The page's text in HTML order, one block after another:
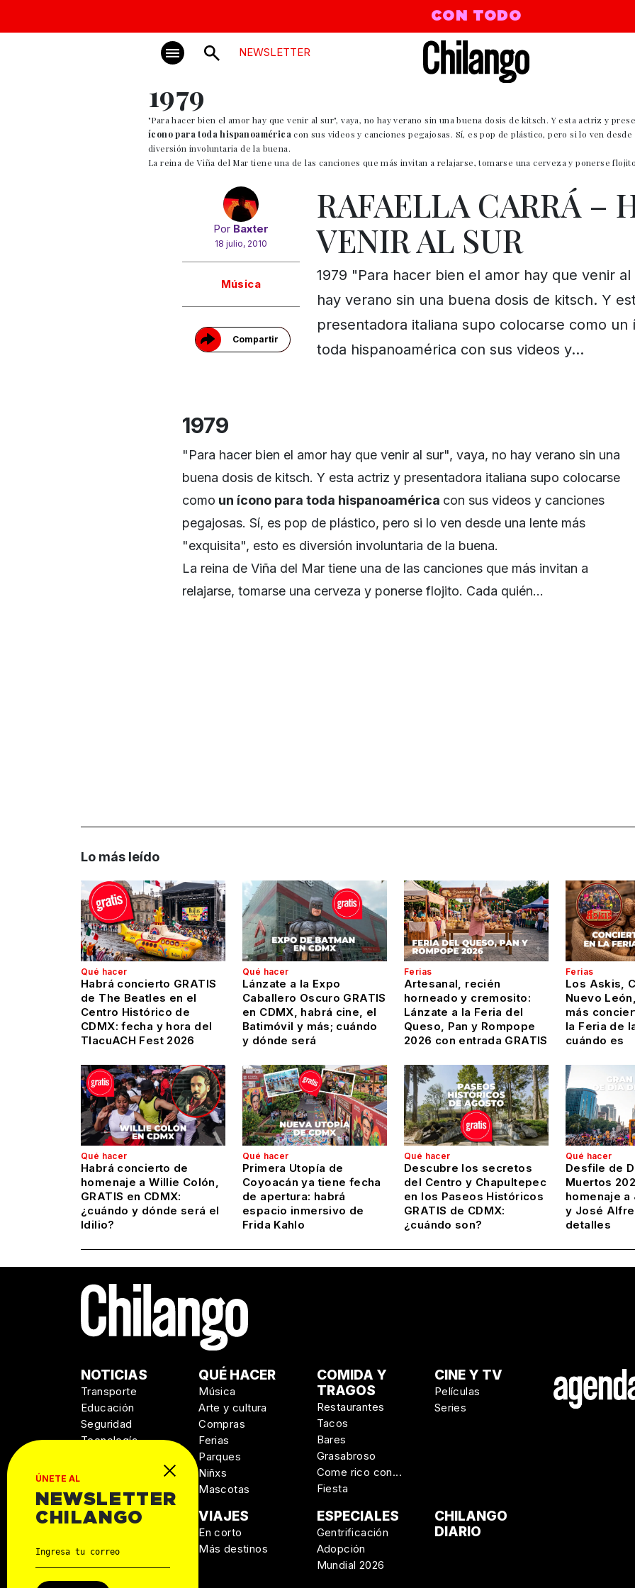
CON TODO
NEWSLETTER
1979
"Para hacer bien el amor hay que venir al sur", vaya, no hay verano sin una buena dosis de kitsch. Y esta actriz y
ícono para toda hispanoaméricacon sus videos y canciones pegajosas. Sí, es pop de plástico, pero si lo ven
diversión involuntaria de la buena.
La reina de Viña del Mar tiene una de las canciones que más invitan a relajarse, tomarse una cerveza y ponerse
Por Baxter
18 julio, 2010
Música
Compartir
RAFAELLA CARRÁ –
VENIR AL SUR
1979 "Para hacer bien el amor hay que venir
hay verano sin una buena dosis de kitsch. Y
presentadora italiana supo colocarse como un
toda hispanoamérica con sus videos y…
1979
"Para hacer bien el amor hay que venir al sur", vaya, no hay verano sin una
buena dosis de kitsch. Y esta actriz y presentadora italiana supo colocarse
como un ícono para toda hispanoamérica con sus videos y canciones
pegajosas. Sí, es pop de plástico, pero si lo ven desde una lente más
"exquisita", esto es diversión involuntaria de la buena.
La reina de Viña del Mar tiene una de las canciones que más invitan a
relajarse, tomarse una cerveza y ponerse flojito. Cada quién…
ÚNETE AL
NEWSLETTER
CHILANGO
Lo más leído
Qué hacer
Habrá concierto GRATIS
de The Beatles en el
Centro Histórico de
CDMX: fecha y hora del
TlacuACH Fest 2026
Qué hacer
Lánzate a la Expo
Caballero Oscuro GRATIS
en CDMX, habrá cine, el
Batimóvil y más; cuándo
y dónde será
Ferias
Artesanal, recién
horneado y cremosito:
Lánzate a la Feria del
Queso, Pan y Rompope
2026 con entrada GRATIS
Ferias
Los Askis,
Nuevo
más
la Feria de
cuándo es
Qué hacer
Habrá concierto de
homenaje a Willie Colón,
GRATIS en CDMX:
¿cuándo y dónde será el
Idilio?
Qué hacer
Primera Utopía de
Coyoacán ya tiene fecha
de apertura: habrá
espacio inmersivo de
Frida Kahlo
Qué hacer
Descubre los secretos
del Centro y Chapultepec
en los Paseos Históricos
GRATIS de CDMX:
¿cuándo son?
Qué hacer
Desfile de
Muertos
homenaje a
y José
detalles
NOTICIAS
Transporte
Educación
Seguridad
Tecnología
QUÉ HACER
Música
Arte y cultura
Compras
Ferias
Parques
Niñxs
Mascotas
COMIDA Y
TRAGOS
Restaurantes
Tacos
Bares
Grasabroso
Come rico con...
Fiesta
CINE Y TV
Películas
Series
MANUAL DE
Personal
Autos
Casa
VIAJES
En corto
Más destinos
ESPECIALES
Gentrificación
Adopción
Mundial 2026
CHILANGO
DIARIO